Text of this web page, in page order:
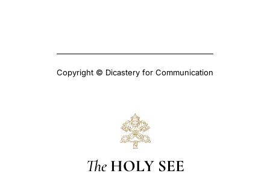
Copyright © Dicastery for Communication
The HOLY SEE